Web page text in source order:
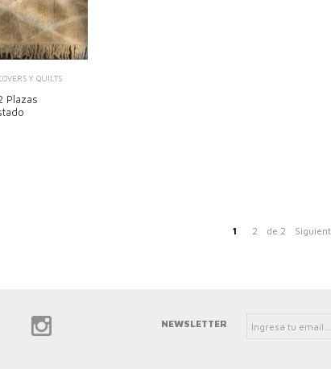
Y QUILTS
Plazas
1 2 de 2
NEWSLETTER